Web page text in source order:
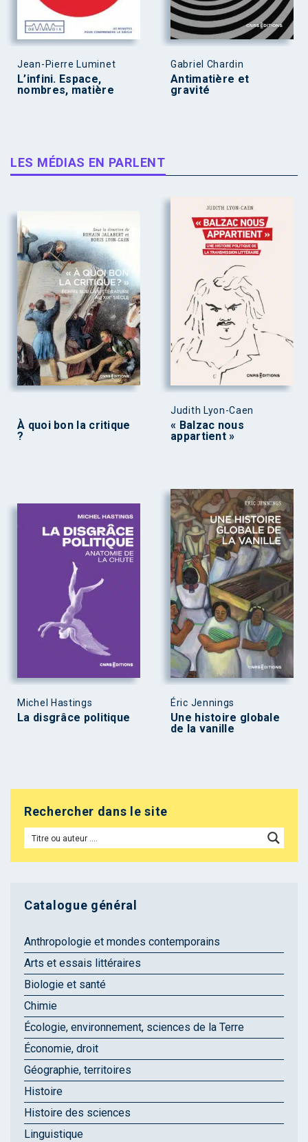
Jean-Pierre Luminet
L’infini. Espace,
nombres, matière
Gabriel Chardin
Antimatière et
gravité
LES MÉDIAS EN PARLENT
À quoi bon la critique
?
Judith Lyon-Caen
« Balzac nous
appartient »
Michel Hastings
La disgrâce politique
Éric Jennings
Une histoire globale
de la vanille
Rechercher dans le site
Catalogue général
Anthropologie et mondes contemporains
Arts et essais littéraires
Biologie et santé
Chimie
Écologie, environnement, sciences de la Terre
Économie, droit
Géographie, territoires
Histoire
Histoire des sciences
Linguistique